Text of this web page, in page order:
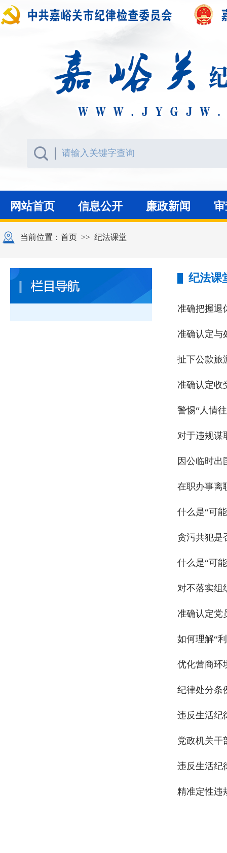
网站首页 信息公开 廉政新闻
当前位置： 首页 >> 纪法课堂
纪法课
准确把握退
准确认定与
扯下公款旅
准确认定收
警惕“人情
对于违规谋
因公临时出
在职办事离
什么是“可
贪污共犯是
什么是“可
对不落实组
准确认定党
如何理解“
优化营商环
纪律处分条
违反生活纪
党政机关干
违反生活纪
精准定性违